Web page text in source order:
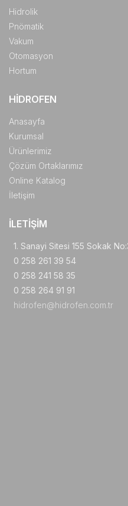
Hidrolik
Pnömatik
Vakum
Otomasyon
Hortum
HIDROFEN
Anasayfa
Kurumsal
Ürünlerimiz
Çözüm Ortaklarımız
Online Katalog
İletişim
İLETIŞIM
1. Sanayi Sitesi 155 Sokak
0 258 261 39 54
0 258 241 58 35
0 258 264 91 91
hidrofen@hidrofen.com.tr